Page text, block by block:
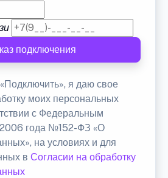
подключения
я даю свое
моих персональных
с Федеральным
года №152-ФЗ «О
на условиях и для
в Согласии на обработку